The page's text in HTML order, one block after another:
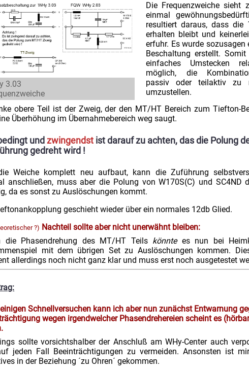
3.03
Die Frequenzweiche sieht
einmal
resultiert daraus, dass die
erhalten bleibt und
erfuhr. Es wurde sozusagen
Beschaltung erstellt.
einfaches Umstecken
möglich, die
passiv oder teilaktiv zu
umzustellen.
obere Teil ist der Zweig, der den MT/HT Bereich zum Tiefton-
Überhöhung im Übernahmebereich weg saugt.
undzwingendst ist darauf zu achten, das die Polung
gedreht wird !
Weiche komplett neu aufbaut, kann die Zuführung
anschließen, muss aber die Polung von W170S(C) und SC4ND
da es sonst zu Auslöschungen kommt.
geschieht wieder über ein normales 12db Glied.
?) Nachteil sollte aber nicht unerwähnt bleiben:
die Phasendrehung des MT/HT Teils könntees nun bei
mit dem übrigen Set zu Auslöschungen kommen.
allerdings noch nicht ganz klar und muss erst noch ausgetestet
Schnellversuchen kann ich aber nun zunächst Entwarnung
wegen irgendwelcher Phasendrehereien scheint es
sollte vorsichtshalber der Anschluß am WHy-Center auch
jeden Fall Beeinträchtigungen zu vermeiden. Ansonsten ist
in der Beziehung ´zu Ohren´ gekommen.